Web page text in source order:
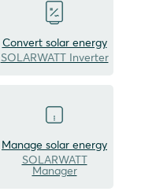
Convert solar energy
SOLARWATT Inverter
Manage solar energy
SOLARWATT
Manager